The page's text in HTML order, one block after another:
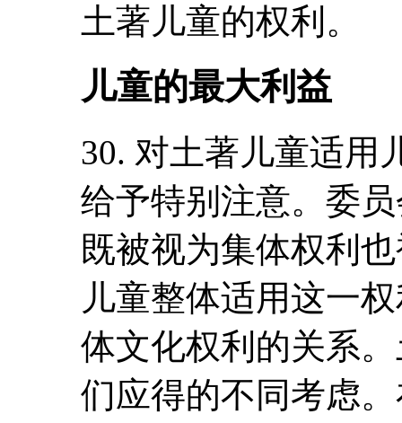
土著儿童的权利。
儿童的最大利益
30. 对土著儿童适用
给予特别注意。委
既被视为集体权利
儿童整体适用这一
体文化权利的关系
们应得的不同考虑